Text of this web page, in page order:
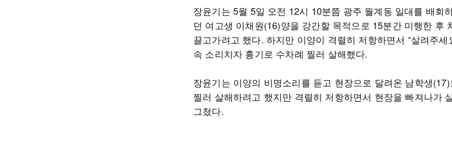
장윤기는 5월 5일 오전 12시 10분쯤 광주 월계동 일대를 배회
던 여고생 이채원(16)양을 강간할 목적으로 15분간 미행한 후
끌고가려고 했다. 하지만 이양이 격렬히 저항하면서 “살려주세
속 소리치자 흉기로 수차례 찔러 살해했다.
장윤기는 이양의 비명소리를 듣고 현장으로 달려온 남학생(17)
찔러 살해하려고 했지만 격렬히 저항하면서 현장을 빠져나가
그쳤다.